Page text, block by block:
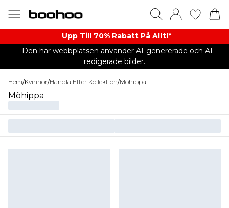
Upp Till 70% Rabatt På Allt!*
Den här webbplatsen använder AI-genererade och AI-
redigerade bilder.
Hem/Kvinnor/Handla Efter Kollektion/Möhippa
Möhippa